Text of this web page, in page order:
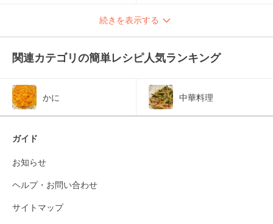
続きを表示する
関連カテゴリの簡単レシピ人気ランキング
かに 中華料理
ガイド
お知らせ
ヘルプ・お問い合わせ
サイトマップ